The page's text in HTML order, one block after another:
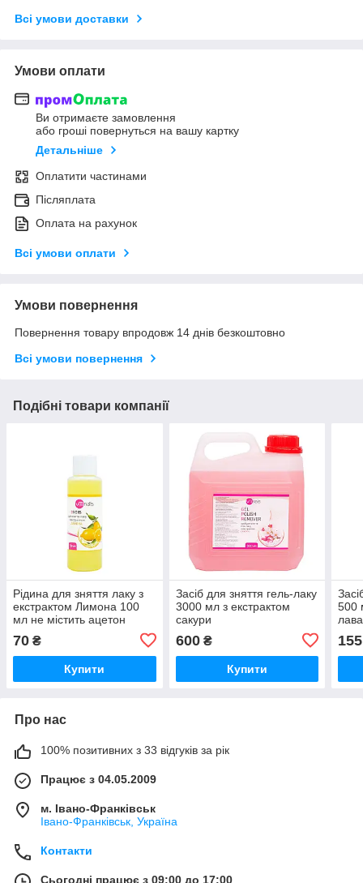
Всі умови доставки
Умови оплати
Ви отримаєте замовлення
або гроші повернуться на вашу картку
Детальніше
Оплатити частинами
Післяплата
Оплата на рахунок
Всі умови оплати
Умови повернення
Повернення товару впродовж 14 днів безкоштовно
Всі умови повернення
Подібні товари компанії
Рідина для зняття лаку з
екстрактом Лимона 100
мл не містить ацетон
70 ₴
Купити
Засіб для зняття гель-лаку
3000 мл з екстрактом
сакури
600₴
Купити
500
155
Про нас
100% позитивних з 33 відгуків за рік
Працює з 04.05.2009
м. Івано-Франківськ
Івано-Франківськ, Україна
Контакти
Сьогодні працює з 09:00 до 17:00